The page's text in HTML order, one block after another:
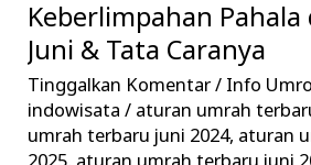
Keberlimpahan
Juni & Tata Caranya
Tinggalkan Komentar/ Info
indowisata/ aturan umrah
umrah terbaru juni 2024, aturan
Keberlimpahan
Pahala
di
Umroh
Juni